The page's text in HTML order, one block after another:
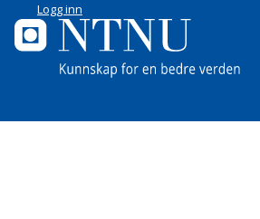
Logg inn